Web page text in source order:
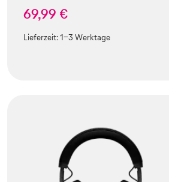
69,99 €
Lieferzeit:1-3 Werktage